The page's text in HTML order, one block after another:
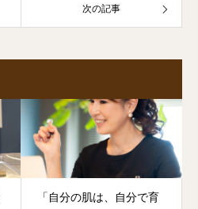
次の記事
「自分の肌は、自分で育